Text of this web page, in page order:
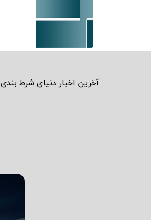
آخرین اخبار دنیای شرط بندی